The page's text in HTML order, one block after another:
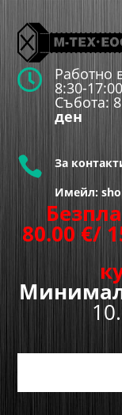
 Работно
8:30-17:00
Събота:
ден
 За
Имейл:
80.00 €/